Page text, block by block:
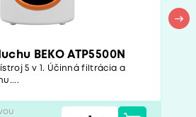
BEKO ATP5500N
5 v 1. Účinná filtrácia a